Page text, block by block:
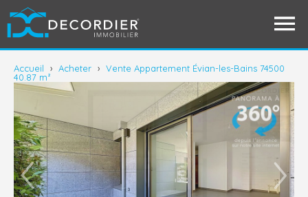
Accueil › Acheter › Vente Appartement Évian-les-Bains 74500
40.87 m²